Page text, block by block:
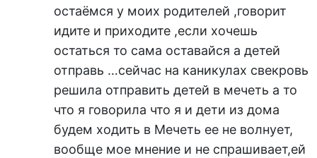
остаёмся у моих родителей ,говорит
идите и приходите ,если хочешь
остаться то сама оставайся а детей
отправь …сейчас на каникулах свекровь
решила отправить детей в мечеть а то
что я говорила что я и дети из дома
будем ходить в Мечеть ее не волнует,
вообще мое мнение и не спрашивает,ей